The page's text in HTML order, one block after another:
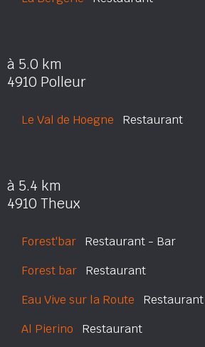
à 5.0 km
4910 Polleur
Le Val de Hoegne Restaurant
à 5.4 km
4910 Theux
Forest'bar Restaurant - Bar
Forest bar Restaurant
Eau Vive sur la Route Restaurant
Al Pierino Restaurant